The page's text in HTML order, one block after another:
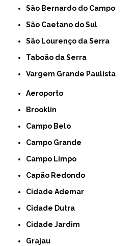
São Bernardo do Campo
São Caetano do Sul
São Lourenço da Serra
Taboão da Serra
Vargem Grande Paulista
Aeroporto
Brooklin
Campo Belo
Campo Grande
Campo Limpo
Capão Redondo
Cidade Ademar
Cidade Dutra
Cidade Jardim
Grajau